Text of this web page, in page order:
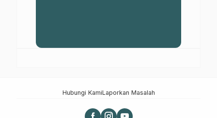
Hubungi KamiLaporkan Masalah